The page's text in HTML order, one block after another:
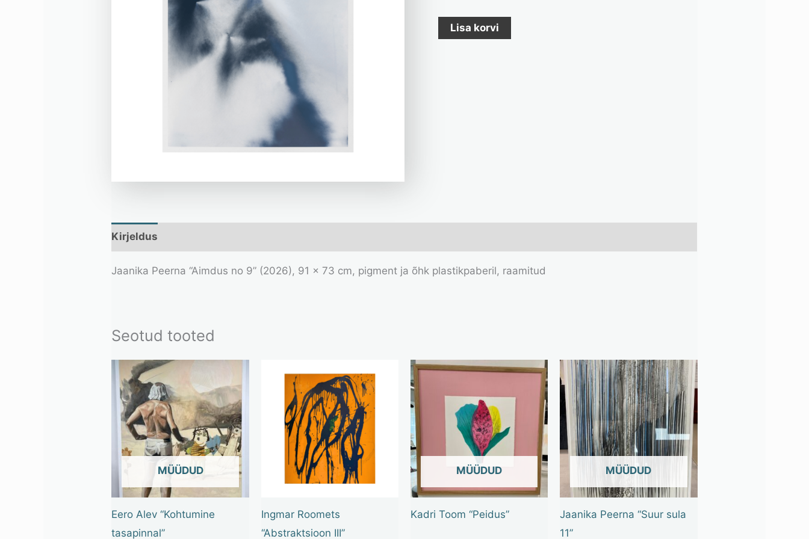
Lisa korvi
Kirjeldus
Jaanika Peerna “Aimdus no 9” (2026), 91 x 73 cm, pigment ja õhk plastikpaberil, raamitud
Seotud tooted
OUT OF STOCK
Eero Alev “Kohtumine
tasapinnal”
Ingmar Roomets
“Abstraktsioon III”
OUT OF STOCK
Kadri Toom “Peidus”
OUT OF STOCK
Jaanika Peerna “Suur sula
11”